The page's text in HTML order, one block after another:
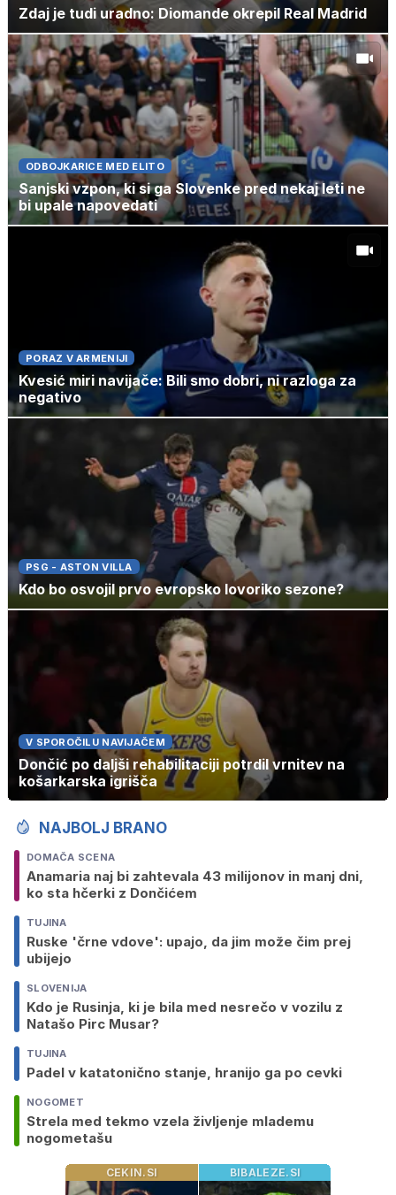
Zdaj je tudi uradno: Diomande okrepil Real Madrid
ODBOJKARICE MED ELITO
Sanjski vzpon, ki si ga Slovenke pred nekaj leti ne
bi upale napovedati
PORAZ V ARMENIJI
Kvesić miri navijače: Bili smo dobri, ni razloga za
negativo
PSG - ASTON VILLA
Kdo bo osvojil prvo evropsko lovoriko sezone?
V SPOROČILU NAVIJAČEM
Dončić po daljši rehabilitaciji potrdil vrnitev na
košarkarska igrišča
NAJBOLJ BRANO
DOMAČA SCENA
Anamaria naj bi zahtevala 43 milijonov in manj dni,
ko sta hčerki z Dončićem
TUJINA
Ruske 'črne vdove': upajo, da jim može čim prej
ubijejo
SLOVENIJA
Kdo je Rusinja, ki je bila med nesrečo v vozilu z
Natašo Pirc Musar?
TUJINA
Padel v katatonično stanje, hranijo ga po cevki
NOGOMET
Strela med tekmo vzela življenje mlademu
nogometašu
CEKIN.SI BIBALEZE.SI